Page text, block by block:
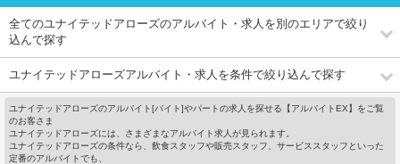
全てのユナイテッドアローズのアルバイト・求人を別のエリアで絞り
込んで探す
ユナイテッドアローズアルバイト・求人を条件で絞り込んで探す
ユナイテッドアローズのアルバイト[バイト]やパートの求人を探せる【アルバイトEX】をご覧
のお客さま
ユナイテッドアローズには、さまざまなアルバイト求人が見られます。
ユナイテッドアローズの条件なら、飲食スタッフや販売スタッフ、サービススタッフといった
定番のアルバイトでも、